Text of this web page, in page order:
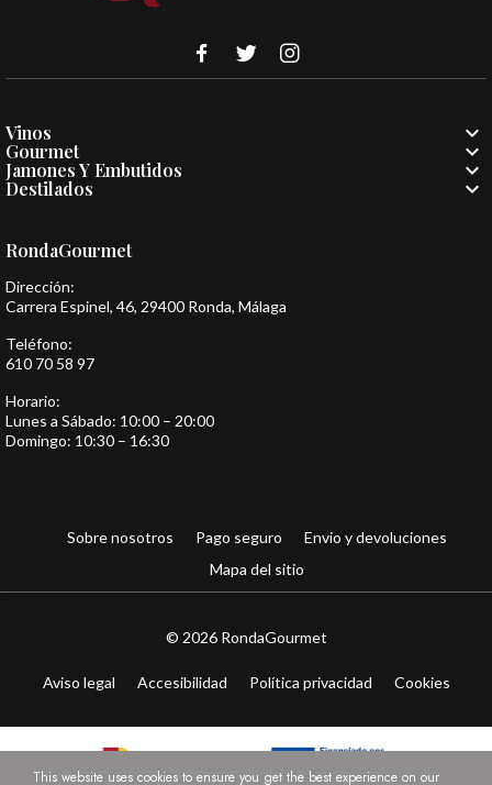
Vinos 
Gourmet 
Jamones Y Embutidos 
Destilados 
RondaGourmet
Dirección:
Carrera Espinel, 46, 29400 Ronda, Málaga
Teléfono:
610 70 58 97
Horario:
Lunes a Sábado: 10:00 – 20:00
Domingo: 10:30 – 16:30
Sobre nosotros Pago seguro
Envio y devoluciones
Mapa del sitio
© 2026 RondaGourmet
Aviso legal Accesibilidad Política privacidad Cookies
This website uses cookies to ensure you get the best experience on our